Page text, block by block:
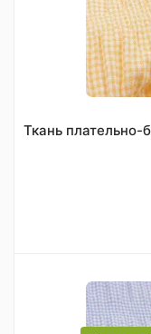
Ткань плательно-